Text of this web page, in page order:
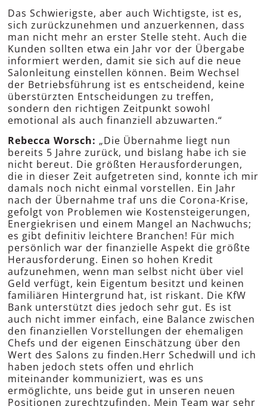
Das Schwierigste, aber auch Wichtigste, ist es,
sich zurückzunehmen und anzuerkennen, dass
man nicht mehr an erster Stelle steht. Auch die
Kunden sollten etwa ein Jahr vor der Übergabe
informiert werden, damit sie sich auf die neue
Salonleitung einstellen können. Beim Wechsel
der Betriebsführung ist es entscheidend, keine
überstürzten Entscheidungen zu treffen,
sondern den richtigen Zeitpunkt sowohl
emotional als auch finanziell abzuwarten.“
Rebecca Worsch: „Die Übernahme liegt nun
bereits 5 Jahre zurück, und bislang habe ich sie
nicht bereut. Die größten Herausforderungen,
die in dieser Zeit aufgetreten sind, konnte ich mir
damals noch nicht einmal vorstellen. Ein Jahr
nach der Übernahme traf uns die Corona-Krise,
gefolgt von Problemen wie Kostensteigerungen,
Energiekrisen und einem Mangel an Nachwuchs;
es gibt definitiv leichtere Branchen! Für mich
persönlich war der finanzielle Aspekt die größte
Herausforderung. Einen so hohen Kredit
aufzunehmen, wenn man selbst nicht über viel
Geld verfügt, kein Eigentum besitzt und keinen
familiären Hintergrund hat, ist riskant. Die KfW
Bank unterstützt dies jedoch sehr gut. Es ist
auch nicht immer einfach, eine Balance zwischen
den finanziellen Vorstellungen der ehemaligen
Chefs und der eigenen Einschätzung über den
Wert des Salons zu finden.Herr Schedwill und ich
haben jedoch stets offen und ehrlich
miteinander kommuniziert, was es uns
ermöglichte, uns beide gut in unseren neuen
Positionen zurechtzufinden. Mein Team war sehr